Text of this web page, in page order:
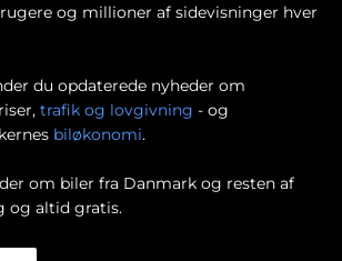
og millioner af sidevisninger hver
du opdaterede nyheder om
trafik og lovgivning - og
biløkonomi.
om biler fra Danmark og resten af
og altid gratis.